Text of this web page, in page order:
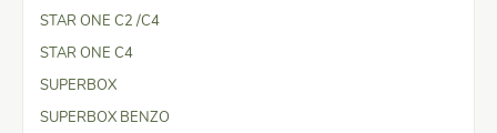
STAR ONE C2 /C4
STAR ONE C4
SUPERBOX
SUPERBOX BENZO